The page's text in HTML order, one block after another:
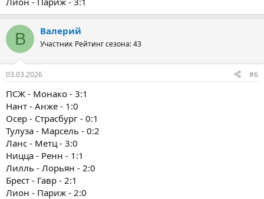
В Валерий
Участник Рейтинг сезона: 43
03.03.2026 #6
ПСЖ - Монако - 3:1
Нант - Анже - 1:0
Осер - Страсбург - 0:1
Тулуза - Марсель - 0:2
Ланс - Метц - 3:0
Ницца - Ренн - 1:1
Лилль - Лорьян - 2:0
Брест - Гавр - 2:1
Лион - Париж - 2:0